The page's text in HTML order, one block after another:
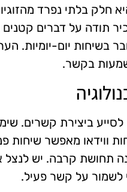
חלק בלתי נפרד
תודה על דברים
בשיחות יום-יומיות.
בקשר.
לסייע ביצירת קשרים.
ווידאו מאפשר שיחות
תחושת קרבה. יש לנצל
לשמור על קשר פעיל.